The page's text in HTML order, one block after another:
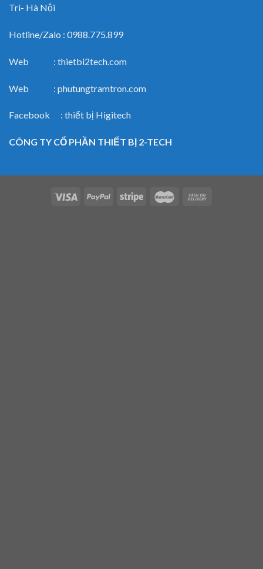
Trì- Hà Nội
Hotline/Zalo : 0988.775.899
Web : thietbi2tech.com
Web : phutungtramtron.com
Facebook : thiết bị Higitech
CÔNG TY CỔ PHẦN THIẾT BỊ 2-TECH